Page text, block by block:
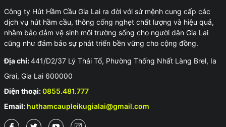
Công ty Hút Hầm Cầu Gia Lai ra đời với sứ mệnh cung cấp các
dịch vụ hút hầm cầu, thông cống nghẹt chất lượng và hiệu quả,
nhằm bảo đảm vệ sinh môi trường sống cho người dân Gia Lai
cũng như đảm bảo sự phát triển bền vững cho cộng đồng.
Địa chỉ:441/D2/37 Lý Thái Tổ, Phường Thống Nhất Làng Brel, Ia
Grai, Gia Lai 600000
Điện thoại:0855.481.777
Email: huthamcaupleikugialai@gmail.com